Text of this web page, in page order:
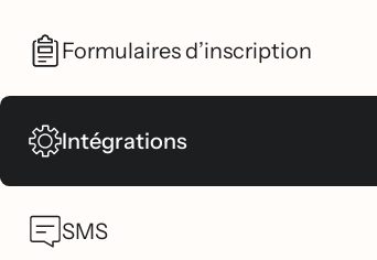
Formulaires d’inscription
Intégrations
SMS